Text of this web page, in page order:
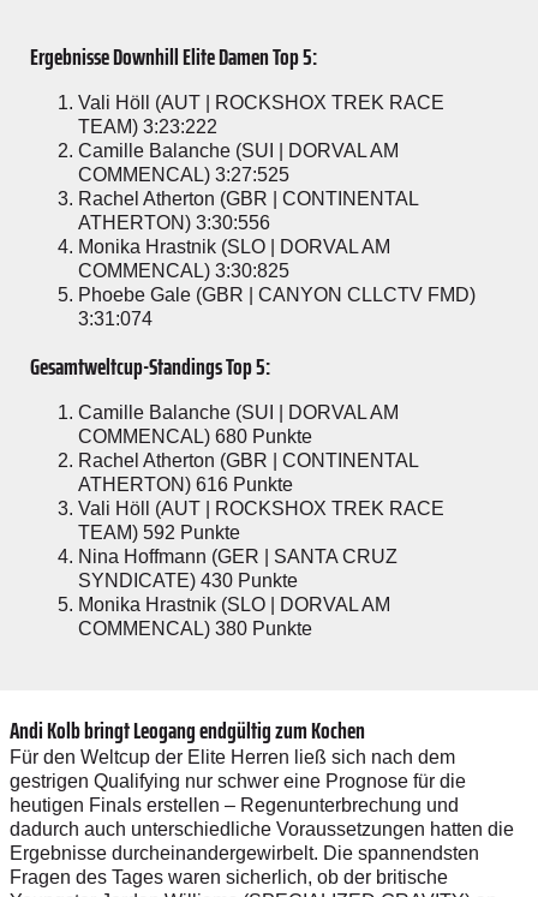
Ergebnisse Downhill Elite Damen Top 5:
Vali Höll (AUT | ROCKSHOX TREK RACE
TEAM) 3:23:222
Camille Balanche (SUI | DORVAL AM
COMMENCAL) 3:27:525
Rachel Atherton (GBR | CONTINENTAL
ATHERTON) 3:30:556
Monika Hrastnik (SLO | DORVAL AM
COMMENCAL) 3:30:825
Phoebe Gale (GBR | CANYON CLLCTV FMD)
3:31:074
Gesamtweltcup-Standings Top 5:
Camille Balanche (SUI | DORVAL AM
COMMENCAL) 680 Punkte
Rachel Atherton (GBR | CONTINENTAL
ATHERTON) 616 Punkte
Vali Höll (AUT | ROCKSHOX TREK RACE
TEAM) 592 Punkte
Nina Hoffmann (GER | SANTA CRUZ
SYNDICATE) 430 Punkte
Monika Hrastnik (SLO | DORVAL AM
COMMENCAL) 380 Punkte
Andi Kolb bringt Leogang endgültig zum Kochen
Für den Weltcup der Elite Herren ließ sich nach dem
gestrigen Qualifying nur schwer eine Prognose für die
heutigen Finals erstellen – Regenunterbrechung und
dadurch auch unterschiedliche Voraussetzungen hatten die
Ergebnisse durcheinandergewirbelt. Die spannendsten
Fragen des Tages waren sicherlich, ob der britische